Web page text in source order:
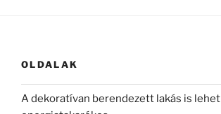
OLDALAK
A dekoratívan berendezett lakás is lehet